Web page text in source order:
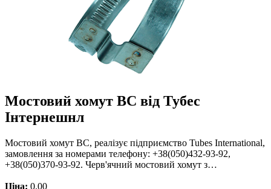
Мостовий хомут BC від Тубес
Інтернешнл
Мостовий хомут BC, реалізує підприємство Tubes International,
замовлення за номерами телефону: +38(050)432-93-92,
+38(050)370-93-92. Черв'ячний мостовий хомут з…
Ціна: 0.00